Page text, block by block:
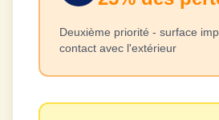
Deuxième priorité - surface
contact avec l'extérieur